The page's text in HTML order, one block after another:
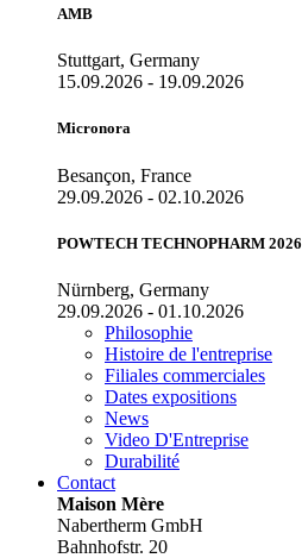
AMB
Stuttgart, Germany
15.09.2026 - 19.09.2026
Micronora
Besançon, France
29.09.2026 - 02.10.2026
POWTECH TECHNOPHARM 2026
Nürnberg, Germany
29.09.2026 - 01.10.2026
Philosophie
Histoire de l'entreprise
Filiales commerciales
Dates expositions
News
Video D'Entreprise
Durabilité
Contact
Maison Mère
Nabertherm GmbH
Bahnhofstr. 20